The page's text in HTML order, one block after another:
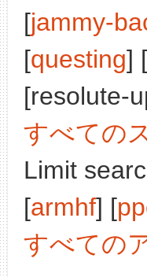
[jammy-
[questing] [
[resolute-
すべての
Limit
[armhf] [
すべての